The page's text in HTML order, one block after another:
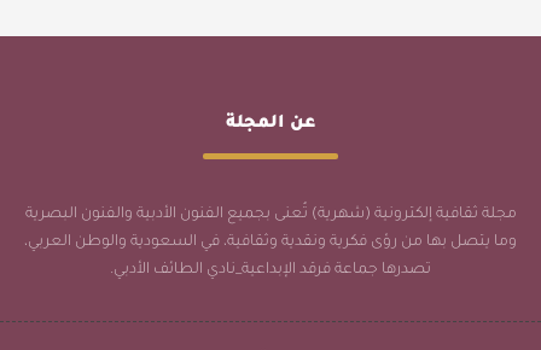
عن المجلة
مجلة ثقافية إلكترونية (شهرية) تُعنى بجميع الفنون الأدبية والفنون البصرية
وما يتصل بها من رؤى فكرية ونقدية وثقافية، في السعودية والوطن العربي،
تصدرها جماعة فرقد الإبداعية_نادي الطائف الأدبي.